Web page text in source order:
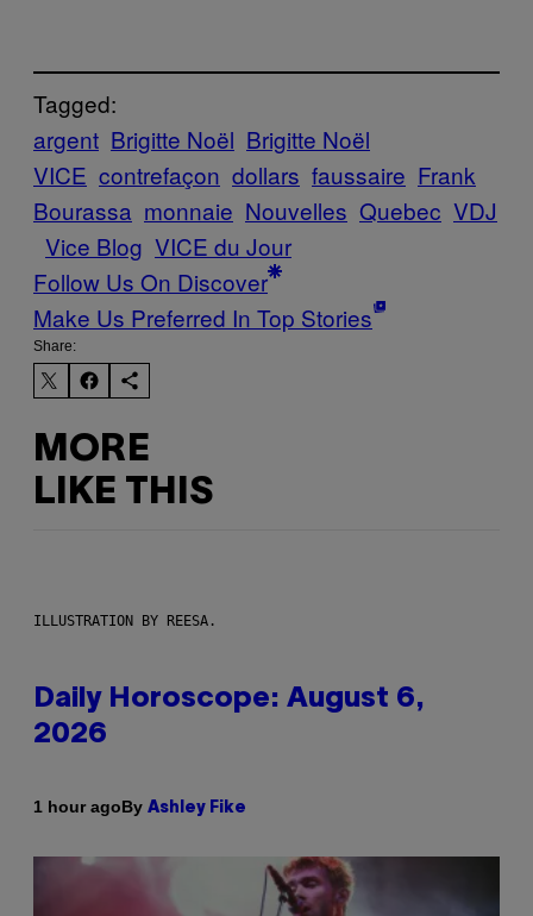
Tagged:
argent Brigitte Noël Brigitte Noël
VICE contrefaçon dollars faussaire Frank
Bourassa monnaie Nouvelles Quebec VDJ
Vice Blog VICE du Jour
Follow Us On Discover
Make Us Preferred In Top Stories
Share:
MORE
LIKE THIS
ILLUSTRATION BY REESA.
Daily Horoscope: August 6,
2026
1 hour agoBy Ashley Fike